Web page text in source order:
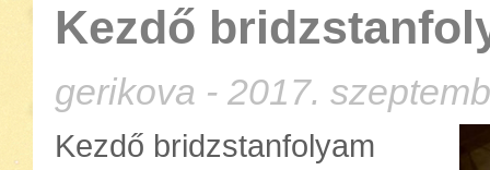
Kezdő
gerikova - 2017.
Kezdő bridzstanfolyam